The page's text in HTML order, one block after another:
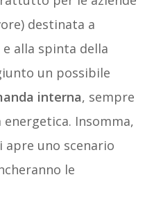
destinata a
alla spinta della
un possibile
interna, sempre
Insomma,
apre uno scenario
le